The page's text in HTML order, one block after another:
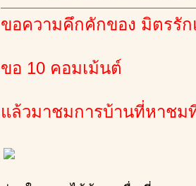
ขอความคึกคักของ มิตรรั
ขอ 10 คอมเม้นต์
แล้วมาชมการบ้านที่หาชม